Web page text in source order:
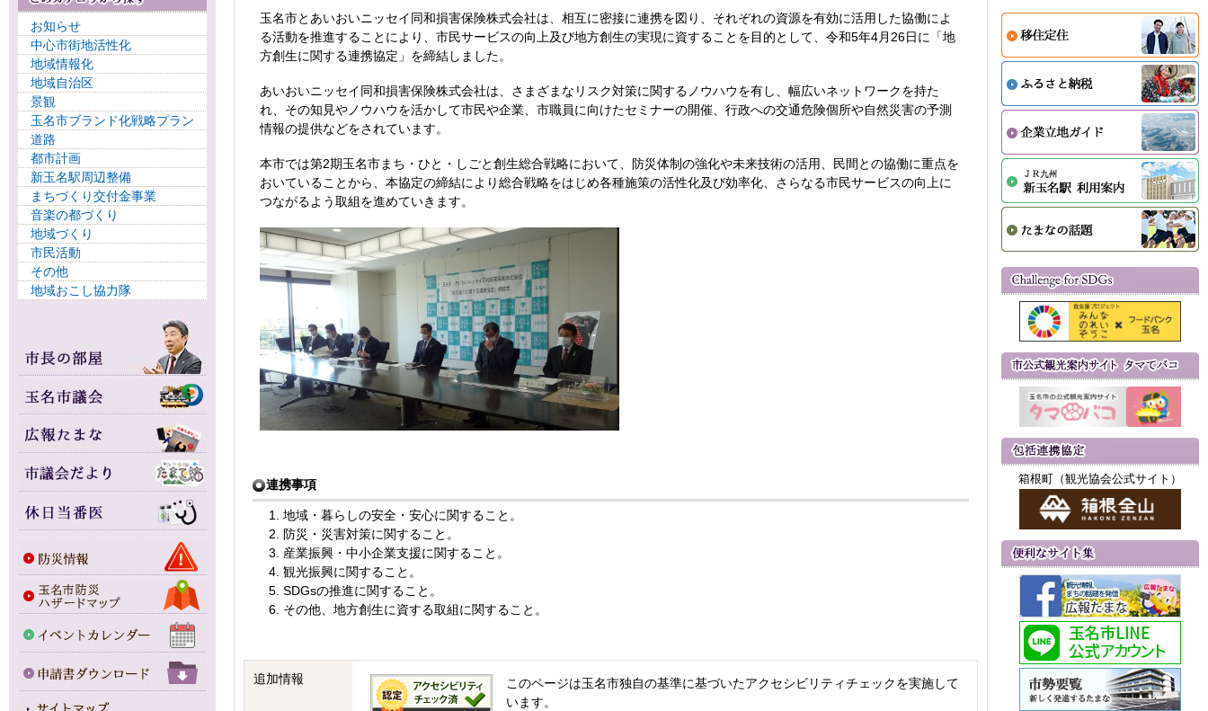
お知らせ
中心市街地活性化
地域情報化
地域自治区
景観
玉名市ブランド化戦略プラン
道路
都市計画
新玉名駅周辺整備
まちづくり交付金事業
音楽の都づくり
地域づくり
市民活動
その他
地域おこし協力隊
玉名市とあいおいニッセイ同和損害保険株式会社は、相互に密接に連携を図り、それぞれの資源を有効に活用した協働によ
る活動を推進することにより、市民サービスの向上及び地方創生の実現に資することを目的として、令和5年4月26日に「地
方創生に関する連携協定」を締結しました。
あいおいニッセイ同和損害保険株式会社は、さまざまなリスク対策に関するノウハウを有し、幅広いネットワークを持た
れ、その知見やノウハウを活かして市民や企業、市職員に向けたセミナーの開催、行政への交通危険個所や自然災害の予測
情報の提供などをされています。
本市では第2期玉名市まち・ひと・しごと創生総合戦略において、防災体制の強化や未来技術の活用、民間との協働に重点を
おいていることから、本協定の締結により総合戦略をはじめ各種施策の活性化及び効率化、さらなる市民サービスの向上に
つながるよう取組を進めていきます。
連携事項
地域・暮らしの安全・安心に関すること。
防災・災害対策に関すること。
産業振興・中小企業支援に関すること。
観光振興に関すること。
SDGsの推進に関すること。
その他、地方創生に資する取組に関すること。
追加情報
このページは玉名市独自の基準に基づいたアクセシビリティチェックを実施して
います。
箱根町（観光協会公式サイト）